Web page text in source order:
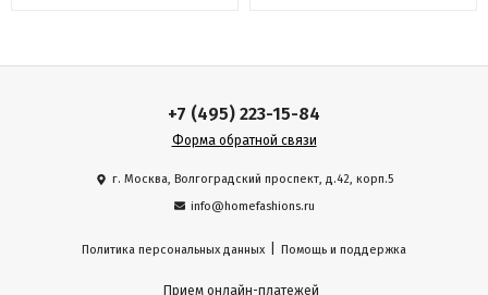
+7 (495) 223-15-84
Форма обратной связи
г. Москва, Волгоградский проспект, д.42, корп.5
info@homefashions.ru
Политика персональных данных Помощь и поддержка
Прием онлайн-платежей